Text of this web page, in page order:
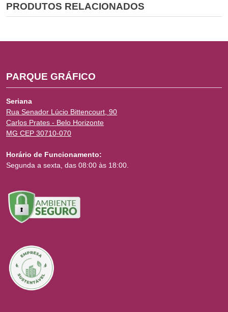
PRODUTOS RELACIONADOS
PARQUE GRÁFICO
Seriana
Rua Senador Lúcio Bittencourt, 90
Carlos Prates - Belo Horizonte
MG CEP 30710-070
Horário de Funcionamento:
Segunda a sexta, das 08:00 às 18:00.